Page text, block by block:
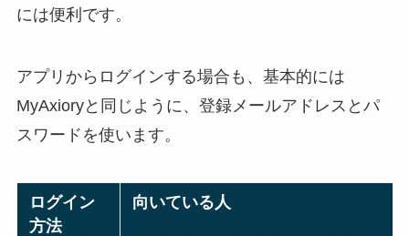
には便利です。
アプリからログインする場合も、基本的には
MyAxioryと同じように、登録メールアドレスとパ
スワードを使います。
ログイン
方法
向いている人